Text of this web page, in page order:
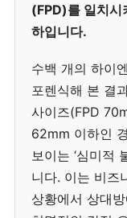
(FPD)를 일치시
하입니다.
수백 개의 하이
포렌식해 본 결
사이즈(FPD
62mm 이하인
보이는 ‘심미적
니다. 이는 비즈
상황에서 상대